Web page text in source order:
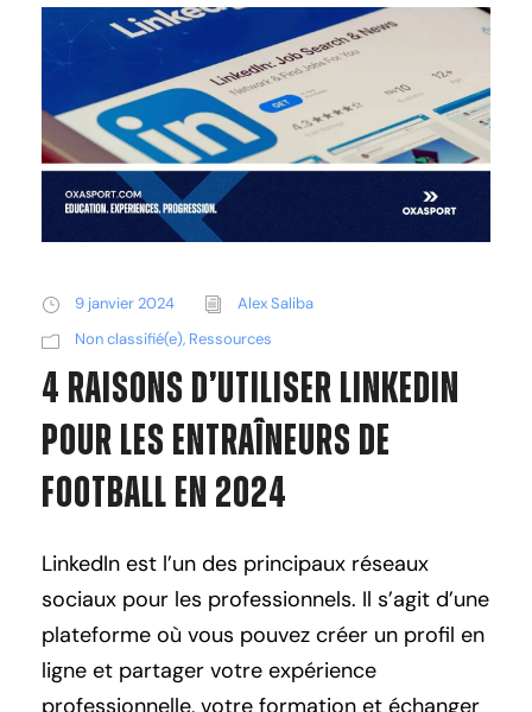
9 janvier 2024
Alex Saliba
Non classifié(e), Ressources
4 Raisons d’Utiliser LinkedIn
Pour Les Entraîneurs de
Football en 2024
LinkedIn est l’un des principaux réseaux
sociaux pour les professionnels. Il s’agit d’une
plateforme où vous pouvez créer un profil en
ligne et partager votre expérience